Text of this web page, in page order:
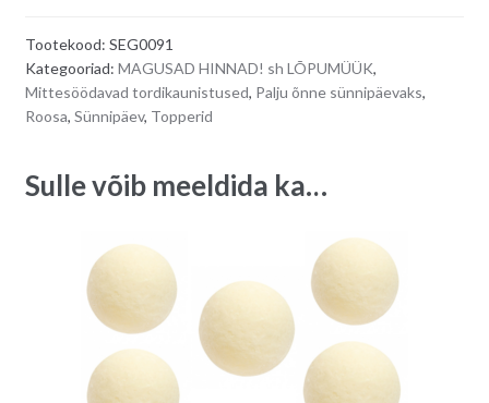
Birthday,
läikiv
roosa
Tootekood: SEG0091
Kategooriad: MAGUSAD HINNAD! sh LÕPUMÜÜK,
Mittesöödavad tordikaunistused, Palju õnne sünnipäevaks,
Roosa, Sünnipäev, Topperid
Sulle võib meeldida ka…